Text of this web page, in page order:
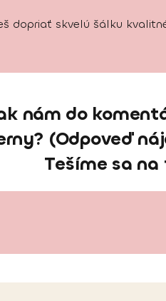
dopriať skvelú šálku
nám do
(Odpoveď
Tešíme sa